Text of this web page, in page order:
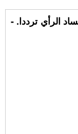
الرأي ترددا. -